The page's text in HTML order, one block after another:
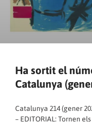
Ha sortit el
Catalunya
Catalunya 214 (gener
– EDITORIAL: Tornen